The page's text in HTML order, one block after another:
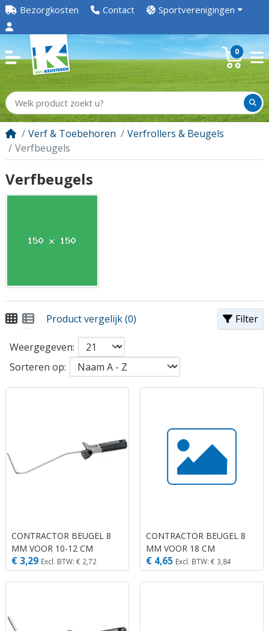
Bezorgkosten Contact Sportverenigingen
0
Verf & Toebehoren
Verfrollers & Beugels
Verfbeugels
Verfbeugels
Filter
Product vergelijk (0)
Weergegeven:
Sorteren op:
CONTRACTOR BEUGEL 8
MM VOOR 10-12 CM
VERFROLLEN
€ 3,29 Excl. BTW: € 2,72
CONTRACTOR BEUGEL 8
MM VOOR 18 CM
RESERVEROL
€ 4,65 Excl. BTW: € 3,84